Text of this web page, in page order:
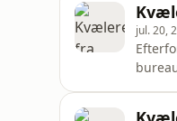
jul. 20,